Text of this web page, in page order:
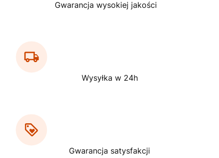
Gwarancja wysokiej jakości
Wysyłka w 24h
Gwarancja satysfakcji